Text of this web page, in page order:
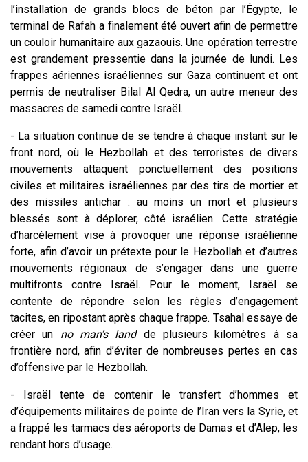
l’installation de grands blocs de béton par l’Égypte, le
terminal de Rafah a finalement été ouvert afin de permettre
un couloir humanitaire aux gazaouis. Une opération terrestre
est grandement pressentie dans la journée de lundi. Les
frappes aériennes israéliennes sur Gaza continuent et ont
permis de neutraliser Bilal Al Qedra, un autre meneur des
massacres de samedi contre Israël.
- La situation continue de se tendre à chaque instant sur le
front nord, où le Hezbollah et des terroristes de divers
mouvements attaquent ponctuellement des positions
civiles et militaires israéliennes par des tirs de mortier et
des missiles antichar : au moins un mort et plusieurs
blessés sont à déplorer, côté israélien. Cette stratégie
d’harcèlement vise à provoquer une réponse israélienne
forte, afin d’avoir un prétexte pour le Hezbollah et d’autres
mouvements régionaux de s’engager dans une guerre
multifronts contre Israël. Pour le moment, Israël se
contente de répondre selon les règles d’engagement
tacites, en ripostant après chaque frappe. Tsahal essaye de
créer un no man’s land de plusieurs kilomètres à sa
frontière nord, afin d’éviter de nombreuses pertes en cas
d’offensive par le Hezbollah.
- Israël tente de contenir le transfert d’hommes et
d’équipements militaires de pointe de l’Iran vers la Syrie, et
a frappé les tarmacs des aéroports de Damas et d’Alep, les
rendant hors d’usage.